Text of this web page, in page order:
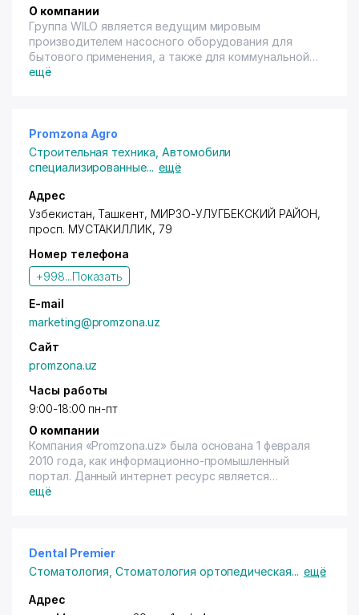
О компании
Группа WILO является ведущим мировым
производителем насосного оборудования для
бытового применения, а также для коммунальной
сферы, зданий, сооружений, промышленности и
Сейчас WILO - лидер в области цифровых
инноваций, который устанавливает новые
стандарты и предлагает клиентам
высокоэффективные и энергосберегающие
решения, в том числе и на индивидуальной основе.
Отличительной чертой выпускаемого
оборудования является высокое качество
изготовления по немецким стандартам,
гарантируемое специальной системой контроля,
внедренной на всех предприятиях промышленной
группы. Производственные комплексы Wilo
сертифицированы по международным стандартам
качества ISO 9001, 14001 и VDA 6.1.
ещё
Promzona Agro
Строительная техника Автомобили
специализированные... ещё
Адрес
Узбекистан, Ташкент, МИРЗО-УЛУГБЕКСКИЙ РАЙОН,
просп. МУСТАКИЛЛИК, 79
Номер телефона
+998...Показать
E-mail
marketing@promzona.uz
Сайт
promzona.uz
Часы работы
9:00-18:00 пн-пт
О компании
Компания «Promzona.uz» была основана 1 февраля
2010 года, как информационно-промышленный
портал. Данный интернет ресурс является
универсальной торговой площадкой для
фестивале национального домена UZ2010 как
«лучший сайт в области сетевых сервисов». На
сегодняшний день наш сайт «Promzona.uz» успешно
функционирует и помогает развитию бизнеса в
ещё
Dental Premier
Стоматология ,Стоматология ортопедическая... ещё
Адрес